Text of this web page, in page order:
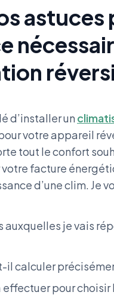
astuces
d’installer un
votre appareil
tout le confort
facture
d’une clim. Je
auxquelles je vais
il calculer
effectuer pour